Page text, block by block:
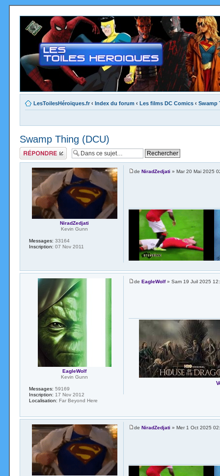
LesToilesHéroïques.fr ‹ Index du forum ‹ Les films DC Comics ‹ Swamp
Swamp Thing (DCU)
Répondre
de NiradZedjati » Mar 20 Mai 2025
NiradZedjati
Kevin Gunn
Messages: 33164
Inscription: 07 Nov 2011
de EagleWolf» Sam 19 Juil 2025
EagleWolf
Kevin Gunn
Messages: 59169
Inscription: 17 Nov 2012
Localisation: Far Beyond Here
de NiradZedjati » Mer 1 Oct 2025